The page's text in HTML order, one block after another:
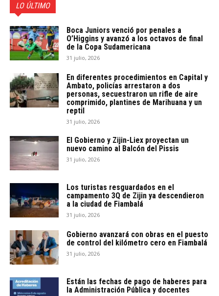
LO ÚLTIMO
Boca Juniors venció por penales a
O’Higgins y avanzó a los octavos de final
de la Copa Sudamericana
31 julio, 2026
En diferentes procedimientos en Capital y
Ambato, policías arrestaron a dos
personas, secuestraron un rifle de aire
comprimido, plantines de Marihuana y un
reptil
31 julio, 2026
El Gobierno y Zijin-Liex proyectan un
nuevo camino al Balcón del Pissis
31 julio, 2026
Los turistas resguardados en el
campamento 3Q de Zijin ya descendieron
a la ciudad de Fiambalá
31 julio, 2026
Gobierno avanzará con obras en el puesto
de control del kilómetro cero en Fiambalá
31 julio, 2026
Están las fechas de pago de haberes para
la Administración Pública y docentes